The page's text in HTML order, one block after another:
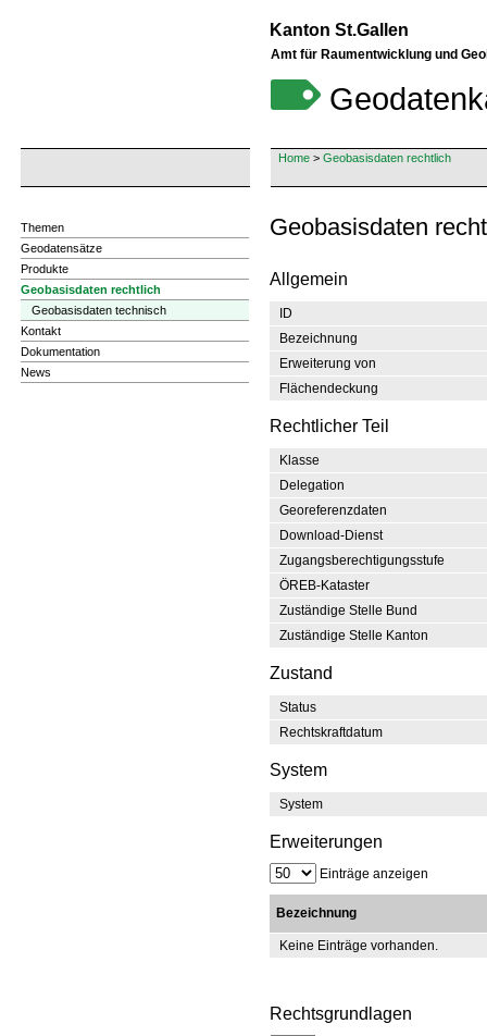
Kanton St.Gallen
Amt für Raumentwicklung und
Home > Geobasisdaten rechtlich
Themen
Geodatensätze
Produkte
Geobasisdaten rechtlich
Geobasisdaten technisch
Kontakt
Dokumentation
News
Geobasisdaten
Allgemein
ID
Bezeichnung
Erweiterung von
Flächendeckung
Rechtlicher Teil
Klasse
Delegation
Georeferenzdaten
Download-Dienst
Zugangsberechtigungsstufe
ÖREB-Kataster
Zuständige Stelle Bund
Zuständige Stelle Kanton
Zustand
Status
Rechtskraftdatum
System
System
Erweiterungen
Einträge anzeigen
Bezeichnung
Keine Einträge vorhanden.
Rechtsgrundlagen